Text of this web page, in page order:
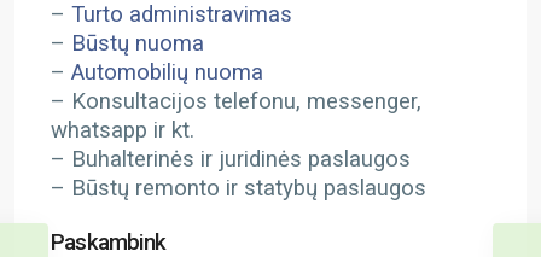
– Turto administravimas
– Būstų nuoma
– Automobilių nuoma
– Konsultacijos telefonu, messenger,
whatsapp ir kt.
– Buhalterinės ir juridinės paslaugos
– Būstų remonto ir statybų paslaugos
Paskambink